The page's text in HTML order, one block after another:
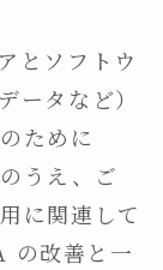
とソフトウ
ータなど）
ために
うえ、ご
に関連して
の改善と一